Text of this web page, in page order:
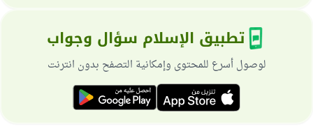
تطبيق الإسلام سؤال وجواب
لوصول أسرع للمحتوى وإمكانية التصفح بدون انترنت